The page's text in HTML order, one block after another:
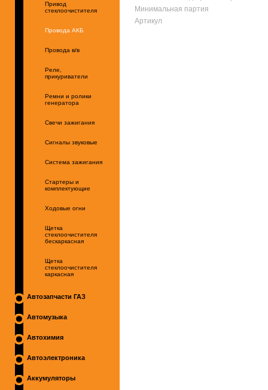
Привод
стеклоочистителя
Провода АКБ
Провода в/в
Реле,
прикуриватели
Ремни и ролики
генератора
Свечи зажигания
Сигналы звуковые
Система зажигания
Стартеры и
комплектующие
Ходовые огни
Щетка
стеклоочистителя
бескаркасная
Щетка
стеклоочистителя
каркасная
Автозапчасти ГАЗ
Автомузыка
Автохимия
Автоэлектроника
Аккумуляторы
Минимальная партия
Артикул